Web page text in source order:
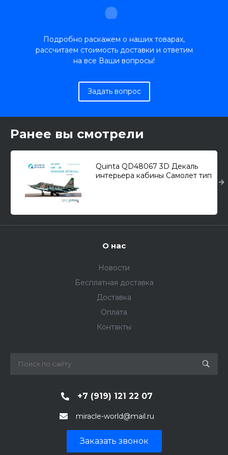
Подробно раскажем о наших товарах,
рассчитаем стоимость доставки и ответим
на все Ваши вопросы!
Задать вопрос
Ранее вы смотрели
Quinta QD48067 3D Декаль
интерьера кабины Самолет тип
О нас
Новости
Бесплатная доставка
Доставка
Оплата
Контакты
+7 (919) 121 22 07
miracle-world@mail.ru
Заказать звонок